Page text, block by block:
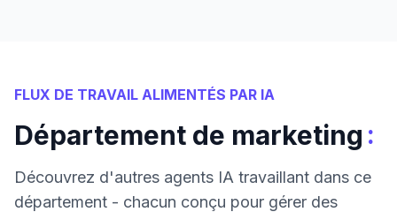
FLUX DE TRAVAIL ALIMENTÉS PAR IA
Département de marketing :
Découvrez d'autres agents IA travaillant dans ce
département - chacun conçu pour gérer des